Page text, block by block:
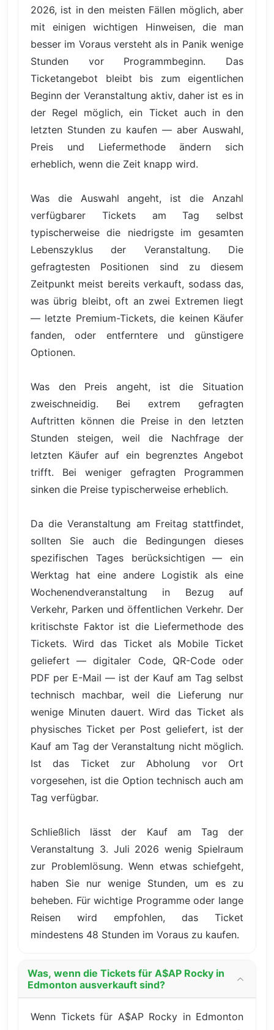
2026, ist in den meisten Fällen möglich, aber
mit einigen wichtigen Hinweisen, die man
besser im Voraus versteht als in Panik wenige
Stunden vor Programmbeginn. Das
Ticketangebot bleibt bis zum eigentlichen
Beginn der Veranstaltung aktiv, daher ist es in
der Regel möglich, ein Ticket auch in den
letzten Stunden zu kaufen — aber Auswahl,
Preis und Liefermethode ändern sich
erheblich, wenn die Zeit knapp wird.
Was die Auswahl angeht, ist die Anzahl
verfügbarer Tickets am Tag selbst
typischerweise die niedrigste im gesamten
Lebenszyklus der Veranstaltung. Die
gefragtesten Positionen sind zu diesem
Zeitpunkt meist bereits verkauft, sodass das,
was übrig bleibt, oft an zwei Extremen liegt
— letzte Premium-Tickets, die keinen Käufer
fanden, oder entferntere und günstigere
Optionen.
Was den Preis angeht, ist die Situation
zweischneidig. Bei extrem gefragten
Auftritten können die Preise in den letzten
Stunden steigen, weil die Nachfrage der
letzten Käufer auf ein begrenztes Angebot
trifft. Bei weniger gefragten Programmen
sinken die Preise typischerweise erheblich.
Da die Veranstaltung am Freitag stattfindet,
sollten Sie auch die Bedingungen dieses
spezifischen Tages berücksichtigen — ein
Werktag hat eine andere Logistik als eine
Wochenendveranstaltung in Bezug auf
Verkehr, Parken und öffentlichen Verkehr. Der
kritischste Faktor ist die Liefermethode des
Tickets. Wird das Ticket als Mobile Ticket
geliefert — digitaler Code, QR-Code oder
PDF per E-Mail — ist der Kauf am Tag selbst
technisch machbar, weil die Lieferung nur
wenige Minuten dauert. Wird das Ticket als
physisches Ticket per Post geliefert, ist der
Kauf am Tag der Veranstaltung nicht möglich.
Ist das Ticket zur Abholung vor Ort
vorgesehen, ist die Option technisch auch am
Tag verfügbar.
Schließlich lässt der Kauf am Tag der
Veranstaltung 3. Juli 2026 wenig Spielraum
zur Problemlösung. Wenn etwas schiefgeht,
haben Sie nur wenige Stunden, um es zu
beheben. Für wichtige Programme oder lange
Reisen wird empfohlen, das Ticket
mindestens 48 Stunden im Voraus zu kaufen.
Was, wenn die Tickets für A$AP Rocky in
Edmonton ausverkauft sind?
Wenn Tickets für A$AP Rocky in Edmonton